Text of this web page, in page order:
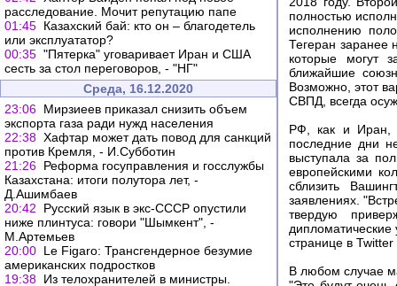
расследование. Мочит репутацию папе
01:45 Казахский бай: кто он – благодетель
или эксплуататор?
00:35 "Пятерка" уговаривает Иран и США
сесть за стол переговоров, - "НГ"
Среда, 16.12.2020
23:06 Мирзиеев приказал снизить объем
экспорта газа ради нужд населения
22:38 Хафтар может дать повод для санкций
против Кремля, - И.Субботин
21:26 Реформа госуправления и госслужбы
Казахстана: итоги полутора лет, -
Д.Ашимбаев
20:42
Русский язык в экс-СССР опустили
ниже плинтуса: говори "Шымкент", -
М.Артемьев
20:00 Le Figaro: Трансгендерное безумие
американских подростков
19:38 Из телохранителей в министры.
полностью
исполнению
Тегеран заранее
которые могут
ближайшие
Возможно, этот
СВПД, всегда
РФ, как и Иран,
последние дни
выступала за
европейскими
сблизить
заявлениях.
твердую
странице в
В любом случае